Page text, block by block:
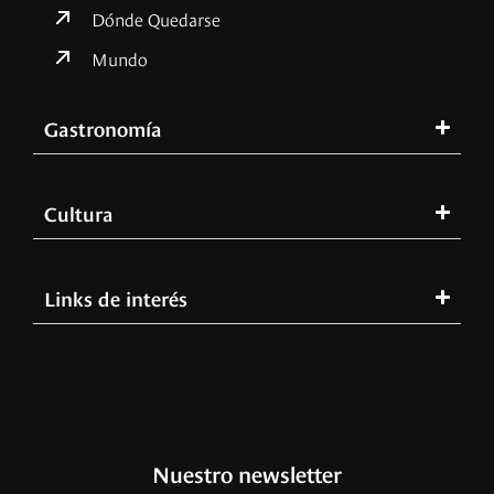
Dónde Quedarse
Mundo
Gastronomía
Cultura
Links de interés
Nuestro newsletter